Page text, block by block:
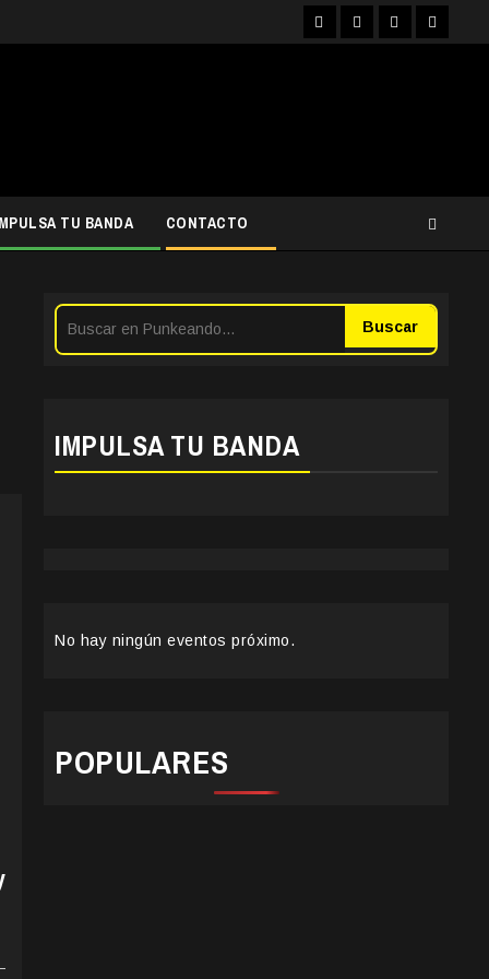
FacebookInstagram
YouTubeTwitter
TU BANDA CONTACTO
Buscar
IMPULSA TU BANDA
No hay ningún eventos próximo.
POPULARES